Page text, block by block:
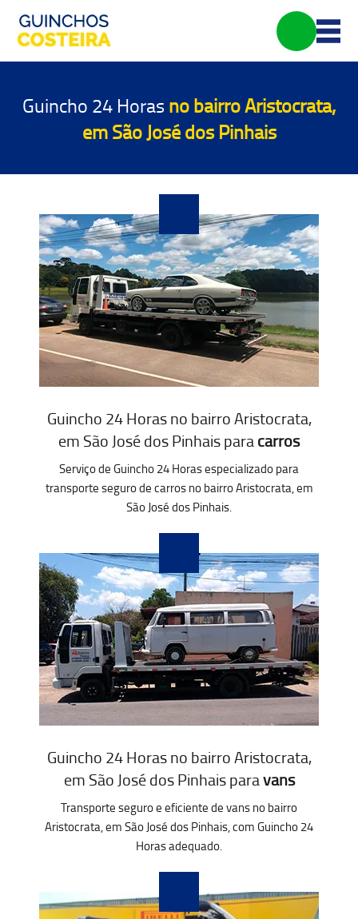
Guincho 24 Horas no bairro Aristocrata,
em São José dos Pinhais
Guincho 24 Horas no bairro Aristocrata,
em São José dos Pinhais paracarros
Serviço de Guincho 24 Horas especializado para
transporte seguro de carros no bairro Aristocrata, em
São José dos Pinhais.
Guincho 24 Horas no bairro Aristocrata,
em São José dos Pinhais paravans
Transporte seguro e eficiente de vans no bairro
Aristocrata, em São José dos Pinhais, com Guincho 24
Horas adequado.